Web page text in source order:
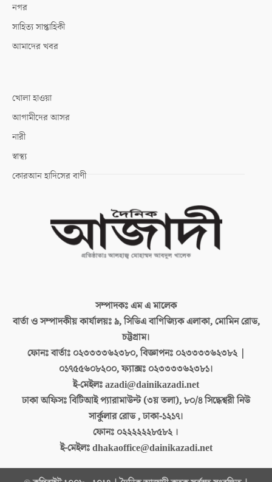
নগর
সাহিত্য সাপ্তাহিকী
আমাদের খবর
খোলা হাওয়া
আগামীদের আসর
নারী
স্বাস্থ্য
কোরআন হাদিসের বাণী
সম্পাদকঃএম এ মালেক
বার্তা ও সম্পাদকীয় কার্যালয়ঃ৯, সিডিএ বাণিজ্যিক এলাকা, মোমিন রোড,
চট্টগ্রাম।
ফোনঃ বার্তাঃ ০২৩৩৩৩৬২৩৮০, বিজ্ঞাপনঃ ০২৩৩৩৩৬২৩৮২ |
০১৭৫৫৬০৮২০০, ফ্যাক্সঃ ০২৩৩৩৩৬২৩৮১।
ই-মেইলঃazadi@dainikazadi.net
ঢাকা অফিসঃবিটিআই প্যারামাউন্ট (৩য় তলা), ৮০/৪ সিদ্ধেশ্বরী নিউ
সার্কুলার রোড , ঢাকা-১২১৭।
ফোনঃ ০২২২২২২৮৫৮২ ।
ই-মেইলঃdhakaoffice@dainikazadi.net